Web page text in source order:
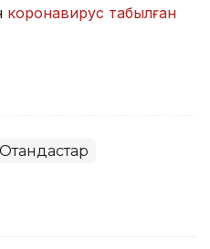
коронавирус табылған
Отандастар